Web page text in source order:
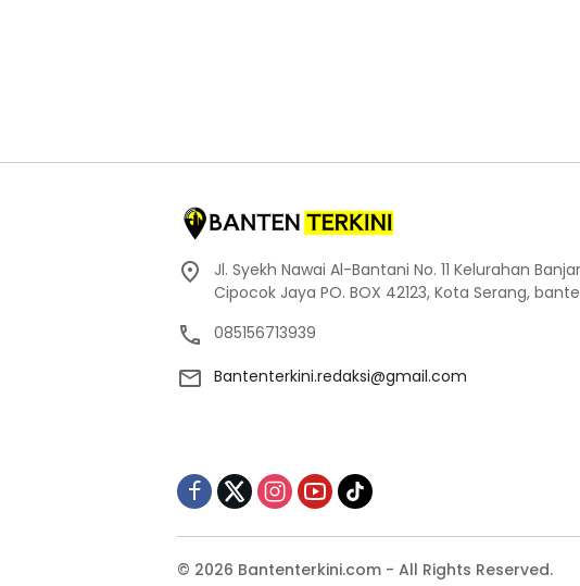
Jl. Syekh Nawai Al-Bantani No. 11 Kelurahan
Cipocok Jaya PO. BOX 42123, Kota Serang,
085156713939
Bantenterkini.redaksi@gmail.com
© 2026 Bantenterkini.com - All Rights Reserved.